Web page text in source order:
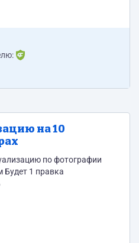
на 10
по фотографии
Будет 1 правка